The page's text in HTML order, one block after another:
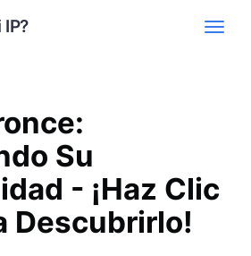
IP?
Su
- ¡Haz Clic
Descubrirlo!